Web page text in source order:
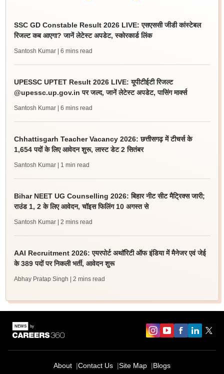
SSC GD Constable Result 2026 LIVE: एसएससी जीडी कांस्टेबल
रिजल्ट कब आएगा? जानें लेटेस्ट अपडेट, स्कोरकार्ड लिंक
Santosh Kumar | 6 mins read
UPESSC UPTET Result 2026 LIVE: यूपीटीईटी रिजल्ट
@upessc.up.gov.in पर जल्द, जानें लेटेस्ट अपडेट, पासिंग मार्क्स
Santosh Kumar | 6 mins read
Chhattisgarh Teacher Vacancy 2026: छत्तीसगढ़ में टीचर्स के
1,654 पदों के लिए आवेदन शुरू, लास्ट डेट 2 सितंबर
Santosh Kumar | 1 min read
Bihar NEET UG Counselling 2026: बिहार नीट सीट मैट्रिक्स जारी;
राउंड 1, 2 के लिए आवेदन, चॉइस फिलिंग 10 अगस्त से
Santosh Kumar | 2 mins read
AAI Recruitment 2026: एयरपोर्ट अथॉरिटी ऑफ इंडिया में मैनेजर एवं जेई
के 389 पदों पर निकली भर्ती, आवेदन शुरू
Abhay Pratap Singh | 2 mins read
About Contact Us Site Map Blogs